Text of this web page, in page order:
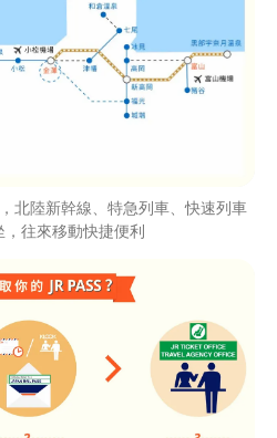
北陸新幹線、特急列車、快速列車
往來移動快捷便利